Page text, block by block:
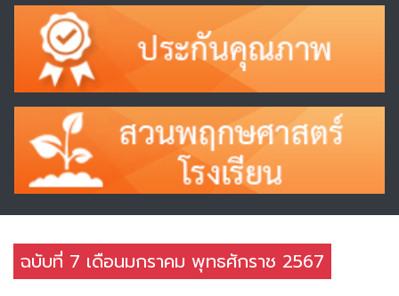
ฉบับที่ 7 เดือนมกราคม พุทธศักราช 2567